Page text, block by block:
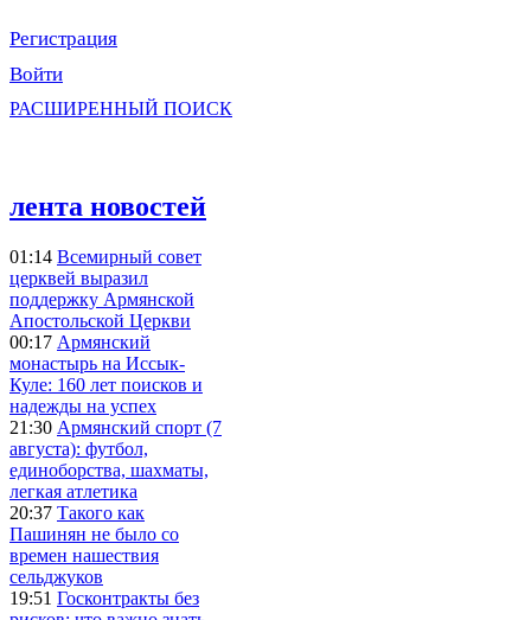
Регистрация
Войти
РАСШИРЕННЫЙ ПОИСК
лента новостей
01:14 Всемирный совет
церквей выразил
поддержку Армянской
Апостольской Церкви
00:17 Армянский
монастырь на Иссык-
Куле: 160 лет поисков и
надежды на успех
21:30 Армянский спорт (7
августа): футбол,
единоборства, шахматы,
легкая атлетика
20:37 Такого как
Пашинян не было со
времен нашествия
сельджуков
19:51 Госконтракты без